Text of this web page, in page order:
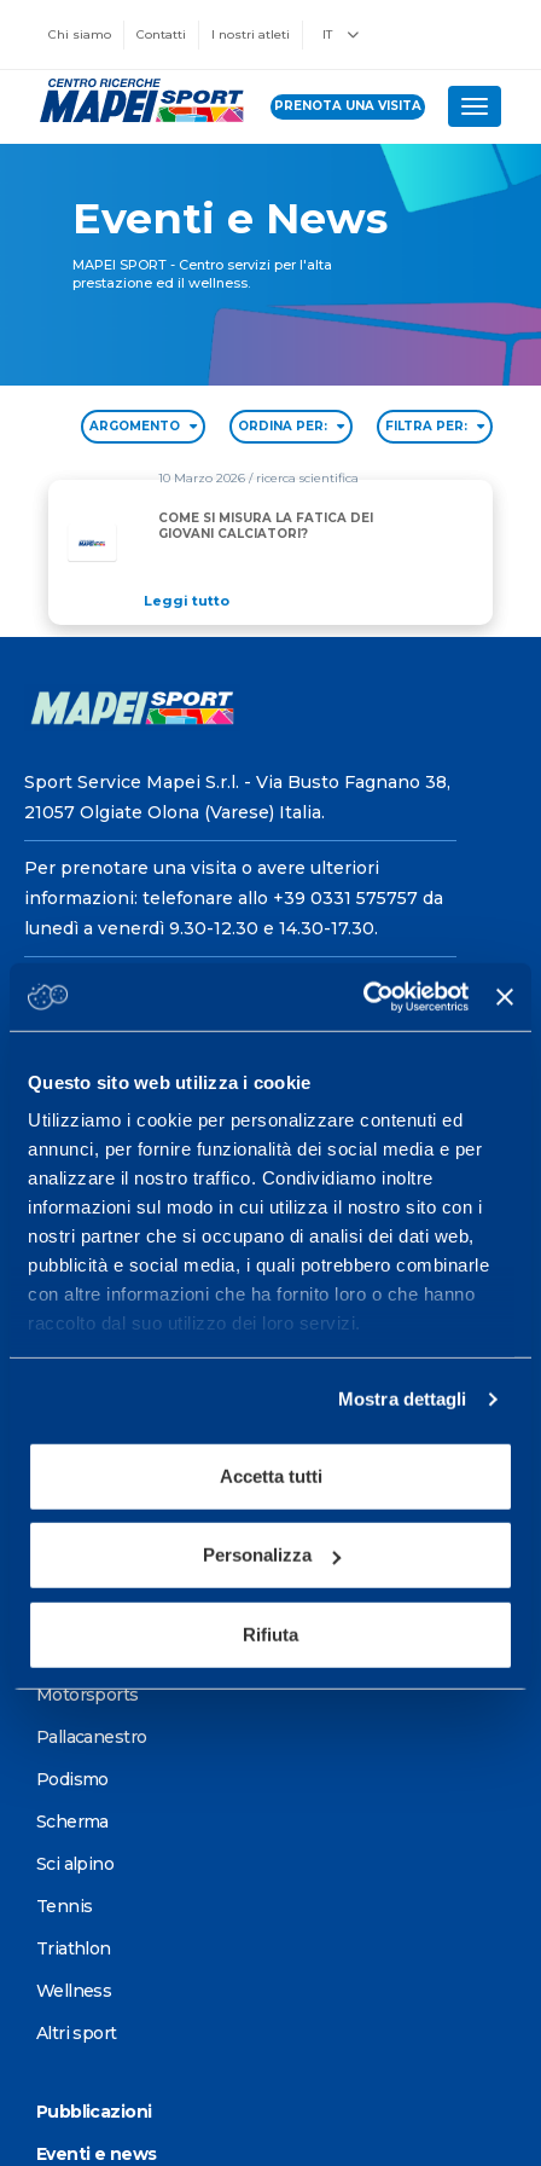
Questo sito web utilizza i cookie
Utilizziamo i cookie per personalizzare contenuti ed
annunci, per fornire funzionalità dei social media e per
analizzare il nostro traffico. Condividiamo inoltre
informazioni sul modo in cui utilizza il nostro sito con i
nostri partner che si occupano di analisi dei dati web,
pubblicità e social media, i quali potrebbero combinarle
con altre informazioni che ha fornito loro o che hanno
raccolto dal suo utilizzo dei loro servizi.
Mostra dettagli
Accetta tutti
Personalizza
Rifiuta
Chi siamo Contatti I nostri atleti IT
PRENOTA UNA VISITA Toggle
Eventi e News
MAPEI SPORT - Centro servizi per l'alta
prestazione ed il wellness.
ARGOMENTO ORDINA PER: FILTRA PER:
10 Marzo 2026/ ricerca scientifica
COME SI MISURA LA FATICA DEI
GIOVANI CALCIATORI?
Leggi tutto
Sport Service Mapei S.r.l. - Via Busto Fagnano 38,
21057 Olgiate Olona (Varese) Italia.
Per prenotare una visita o avere ulteriori
informazioni: telefonare allo +39 0331 575757 da
lunedì a venerdì 9.30-12.30 e 14.30-17.30.
ORARI DI APERTURA RECEPTION
Da Lunedì al Venerdì
Centro servizi per l'alta
prestazione ed il
wellness.
Maggiori informazioni
Servizi
Test di valutazione
Programmazione Allenamento
Calcio
Motorsports
Pallacanestro
Podismo
Scherma
Sci alpino
Tennis
Triathlon
Wellness
Altri sport
Pubblicazioni
Eventi e news